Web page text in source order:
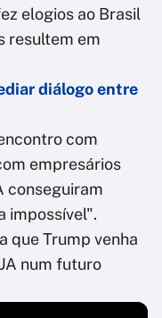
elogios ao Brasil
resultem em
diálogo entre
com
empresários
conseguiram
impossível".
que Trump venha
num futuro